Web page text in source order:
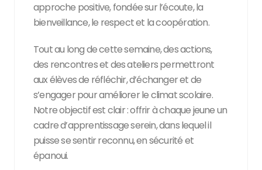
approche positive, fondée sur l’écoute, la
bienveillance, le respect et la coopération.
Tout au long de cette semaine, des actions,
des rencontres et des ateliers permettront
aux élèves de réfléchir, d’échanger et de
s’engager pour améliorer le climat scolaire.
Notre objectif est clair : offrir à chaque jeune un
cadre d’apprentissage serein, dans lequel il
puisse se sentir reconnu, en sécurité et
épanoui.